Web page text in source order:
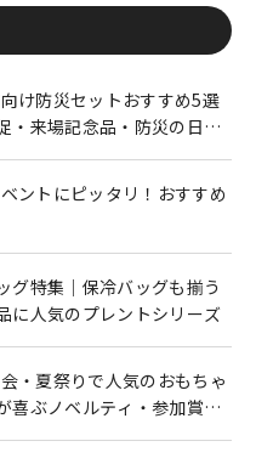
け防災セットおすすめ5選
・来場記念品・防災の日に
ントにピッタリ！おすすめ
グ特集｜保冷バッグも揃う
に人気のプレントシリーズ
・夏祭りで人気のおもちゃ
喜ぶノベルティ・参加賞を